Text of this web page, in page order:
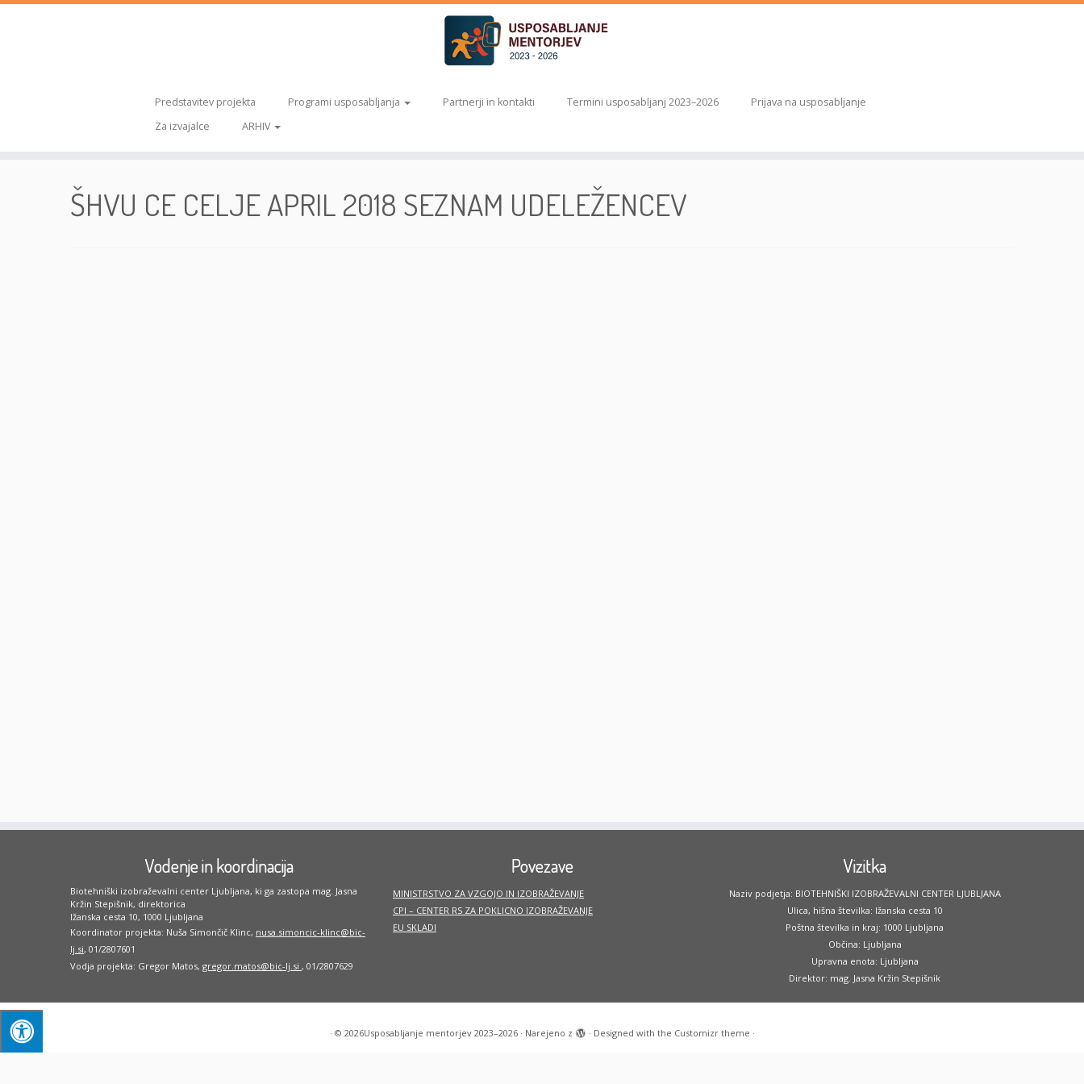
Predstavitev projekta Programi usposabljanja Partnerji in kontakti Termini usposabljanj 2023–2026
Prijava na usposabljanje
Za izvajalce
ARHIV
ŠHVU CE CELJE APRIL 2018 SEZNAM UDELEŽENCEV
Vodenje in koordinacija
Biotehniški izobraževalni center Ljubljana, ki ga zastopa mag. Jasna
Kržin Stepišnik, direktorica
Ižanska cesta 10, 1000 Ljubljana
Koordinator projekta: Nuša Simončič Klinc, nusa.simoncic-klinc@bic-
lj.si, 01/2807601
Vodja projekta: Gregor Matos, gregor.matos@bic-lj.si , 01/2807629
Povezave
MINISTRSTVO ZA VZGOJO IN IZOBRAŽEVANJE
CPI – CENTER RS ZA POKLICNO IZOBRAŽEVANJE
EU SKLADI
Vizitka
Naziv podjetja: BIOTEHNIŠKI IZOBRAŽEVALNI CENTER LJUBLJANA
Ulica, hišna številka: Ižanska cesta 10
Poštna številka in kraj: 1000 Ljubljana
Občina: Ljubljana
Upravna enota: Ljubljana
Direktor: mag. Jasna Kržin Stepišnik
· © 2026Usposabljanje mentorjev 2023–2026· Narejeno z · Designed with the Customizr theme ·